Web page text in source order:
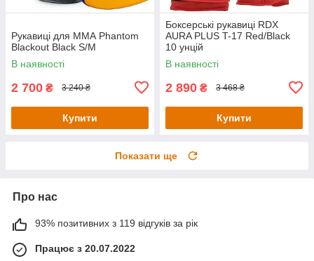
Рукавиці для ММА Phantom
Blackout Black S/M
В наявності
2 700 ₴ 3 240 ₴
Купити
Боксерські рукавиці RDX
AURA PLUS T-17 Red/Black
10 унцій
В наявності
2 890 ₴ 3 468 ₴
Купити
Показати ще
Про нас
93% позитивних з 119 відгуків за рік
Працює з 20.07.2022